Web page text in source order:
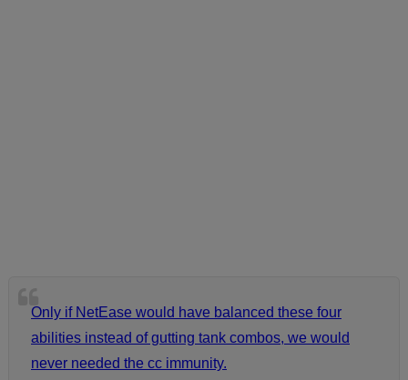
Only if NetEase would have balanced these four
abilities instead of gutting tank combos, we would
never needed the cc immunity.